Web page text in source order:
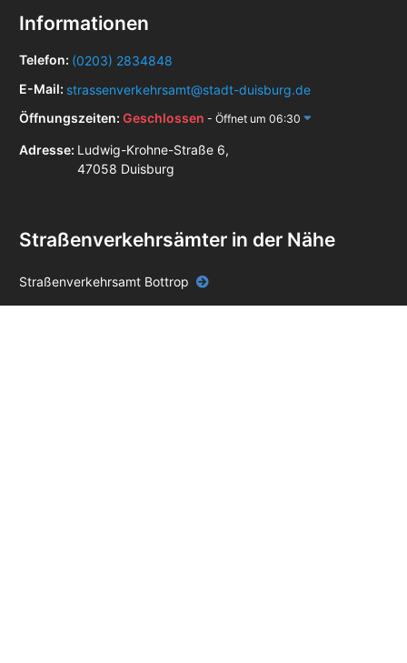
Informationen
Telefon: (0203) 2834848
E-Mail: strassenverkehrsamt@stadt-duisburg.de
Öffnungszeiten: Geschlossen - Öffnet um 06:30
Adresse: Ludwig-Krohne-Straße 6,
47058 Duisburg
Straßenverkehrsämter in der Nähe
Straßenverkehrsamt Bottrop